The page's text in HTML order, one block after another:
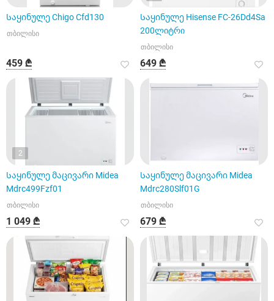
Საყინულე Chigo Cfd130
თბილისი
459 ₾
Საყინულე Hisense FC-26Dd4Sa
200ლიტრი
თბილისი
649 ₾
2
Საყინულე მაცივარი Midea
Mdrc499Fzf01
თბილისი
1 049 ₾
Საყინულე მაცივარი Midea
Mdrc280Slf01G
თბილისი
679 ₾